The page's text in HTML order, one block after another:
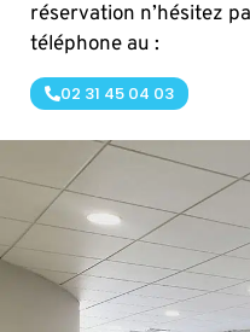
réservation n’hésitez
téléphone au :
02 31 45 04 03